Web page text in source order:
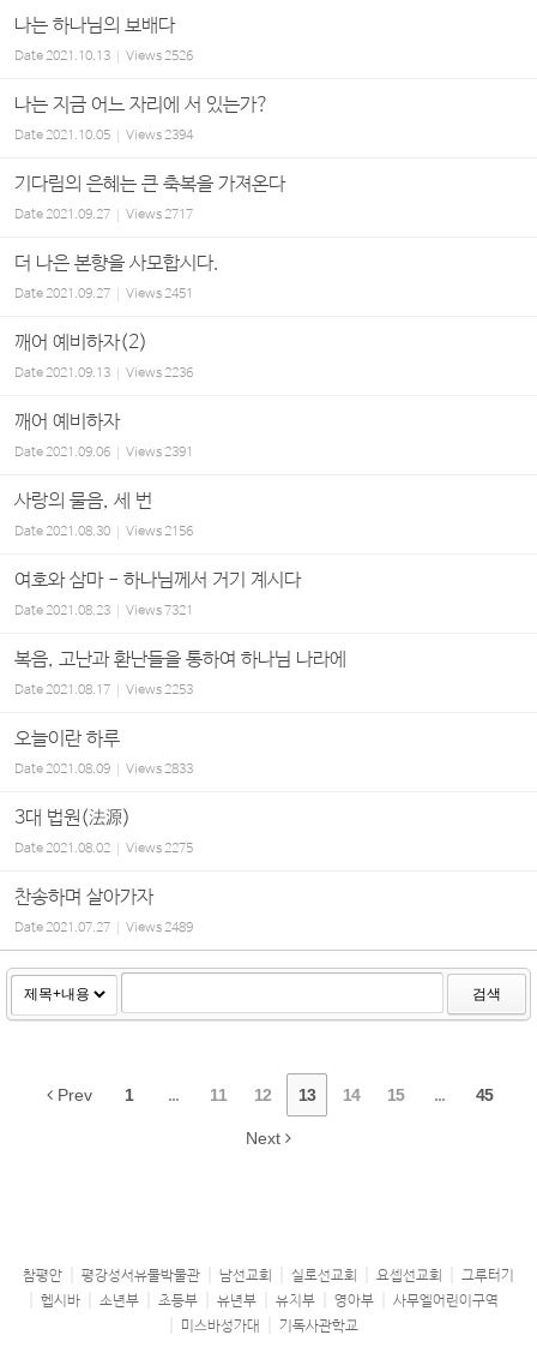
나는 하나님의 보배다
Date2021.10.13 Views2526
나는 지금 어느 자리에 서 있는가?
Date2021.10.05 Views2394
기다림의 은혜는 큰 축복을 가져온다
Date2021.09.27 Views2717
더 나은 본향을 사모합시다.
Date2021.09.27 Views2451
깨어 예비하자(2)
Date2021.09.13 Views2236
깨어 예비하자
Date2021.09.06 Views2391
사랑의 물음, 세 번
Date2021.08.30 Views2156
여호와 삼마 - 하나님께서 거기 계시다
Date2021.08.23 Views7321
복음, 고난과 환난들을 통하여 하나님 나라에
Date2021.08.17 Views2253
오늘이란 하루
Date2021.08.09 Views2833
3대 법원(法源)
Date2021.08.02 Views2275
찬송하며 살아가자
Date2021.07.27 Views2489
검색
Prev 1 ... 11 12 13 14 15 ... 45
Next
참평안 평강성서유물박물관 남선교회 실로선교회 요셉선교회
그루터기
헵시바
소년부 초등부 유년부 유치부 영아부
사무엘어린이구역
미스바성가대
기독사관학교